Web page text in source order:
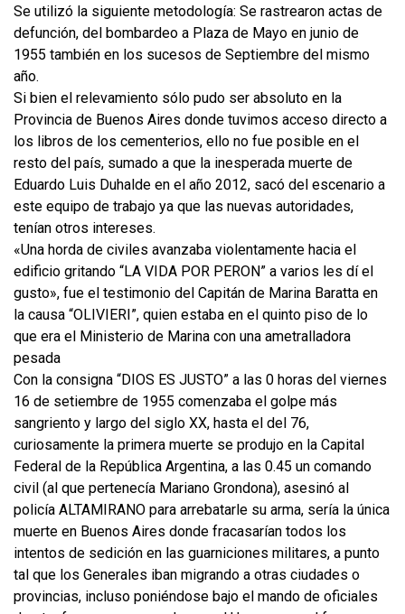
Se utilizó la siguiente metodología: Se rastrearon actas de
defunción, del bombardeo a Plaza de Mayo en junio de
1955 también en los sucesos de Septiembre del mismo
año.
Si bien el relevamiento sólo pudo ser absoluto en la
Provincia de Buenos Aires donde tuvimos acceso directo a
los libros de los cementerios, ello no fue posible en el
resto del país, sumado a que la inesperada muerte de
Eduardo Luis Duhalde en el año 2012, sacó del escenario a
este equipo de trabajo ya que las nuevas autoridades,
tenían otros intereses.
«Una horda de civiles avanzaba violentamente hacia el
edificio gritando “LA VIDA POR PERON” a varios les dí el
gusto», fue el testimonio del Capitán de Marina Baratta en
la causa “OLIVIERI”, quien estaba en el quinto piso de lo
que era el Ministerio de Marina con una ametralladora
pesada
Con la consigna “DIOS ES JUSTO” a las 0 horas del viernes
16 de setiembre de 1955 comenzaba el golpe más
sangriento y largo del siglo XX, hasta el del 76,
curiosamente la primera muerte se produjo en la Capital
Federal de la República Argentina, a las 0.45 un comando
civil (al que pertenecía Mariano Grondona), asesinó al
policía ALTAMIRANO para arrebatarle su arma, sería la única
muerte en Buenos Aires donde fracasarían todos los
intentos de sedición en las guarniciones militares, a punto
tal que los Generales iban migrando a otras ciudades o
provincias, incluso poniéndose bajo el mando de oficiales